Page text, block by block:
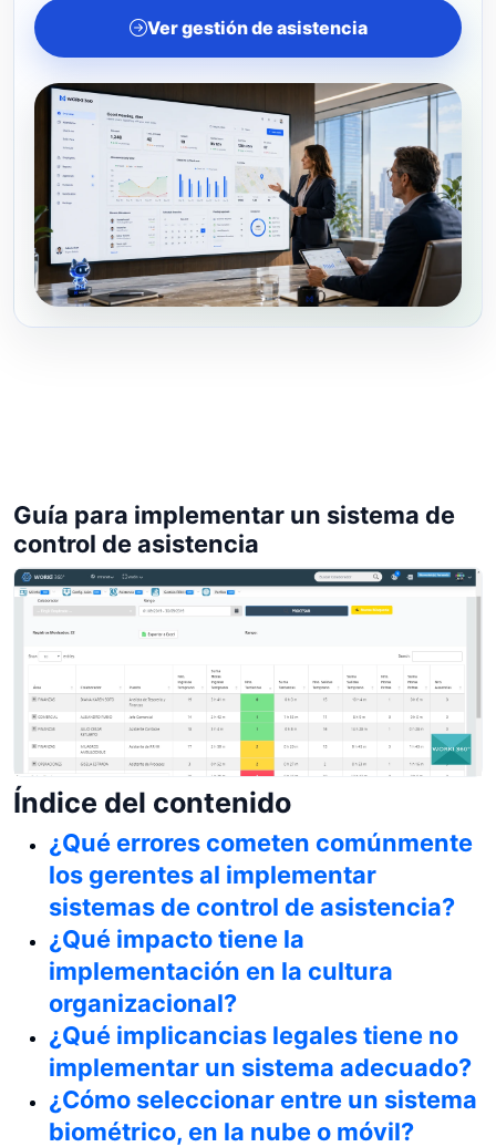
Ver gestión de asistencia
Guía para implementar un sistema de
control de asistencia
Índice del contenido
¿Qué errores cometen comúnmente
los gerentes al implementar
sistemas de control de asistencia?
¿Qué impacto tiene la
implementación en la cultura
organizacional?
¿Qué implicancias legales tiene no
implementar un sistema adecuado?
¿Cómo seleccionar entre un sistema
biométrico, en la nube o móvil?